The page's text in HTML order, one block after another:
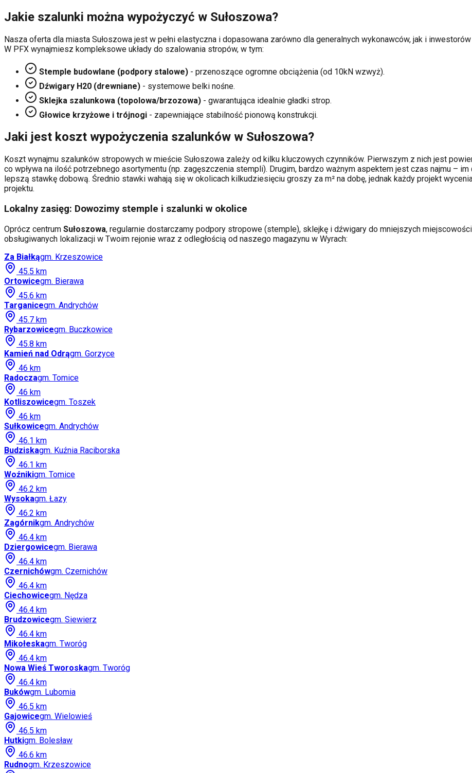
Jakie szalunki można wypożyczyć w Sułoszowa?
Nasza oferta dla miasta Sułoszowa jest w pełni elastyczna i dopasowana zarówno dla generalnych wykonawców, jak i
W PFX wynajmiesz kompleksowe układy do szalowania stropów, w tym:
Stemple budowlane (podpory stalowe) - przenoszące ogromne obciążenia (od 10kN wzwyż).
Dźwigary H20 (drewniane) - systemowe belki nośne.
Sklejka szalunkowa (topolowa/brzozowa) - gwarantująca idealnie gładki strop.
Głowice krzyżowe i trójnogi - zapewniające stabilność pionową konstrukcji.
Jaki jest koszt wypożyczenia szalunków w Sułoszowa?
Koszt wynajmu szalunków stropowych w mieście Sułoszowa zależy od kilku kluczowych czynników. Pierwszym z nich jest
co wpływa na ilość potrzebnego asortymentu (np. zagęszczenia stempli). Drugim, bardzo ważnym aspektem jest czas najmu –
lepszą stawkę dobową. Średnio stawki wahają się w okolicach kilkudziesięciu groszy za m² na dobę, jednak każdy projekt
projektu.
Lokalny zasięg: Dowozimy stemple i szalunki w okolice
Oprócz centrum Sułoszowa, regularnie dostarczamy podpory stropowe (stemple), sklejkę i dźwigary do mniejszych
obsługiwanych lokalizacji w Twoim rejonie wraz z odległością od naszego magazynu w Wyrach:
Za Białkągm. Krzeszowice
45.5 km
Ortowicegm. Bierawa
45.6 km
Targanicegm. Andrychów
45.7 km
Rybarzowicegm. Buczkowice
45.8 km
Kamień nad Odrągm. Gorzyce
46 km
Radoczagm. Tomice
46 km
Kotliszowicegm. Toszek
46 km
Sułkowicegm. Andrychów
46.1 km
Budziskagm. Kuźnia Raciborska
46.1 km
Woźnikigm. Tomice
46.2 km
Wysokagm. Łazy
46.2 km
Zagórnikgm. Andrychów
46.4 km
Dziergowicegm. Bierawa
46.4 km
Czernichówgm. Czernichów
46.4 km
Ciechowicegm. Nędza
46.4 km
Brudzowicegm. Siewierz
46.4 km
Mikołeskagm. Tworóg
46.4 km
Nowa Wieś Tworoskagm. Tworóg
46.4 km
Bukówgm. Lubomia
46.5 km
Gajowicegm. Wielowieś
46.5 km
Hutkigm. Bolesław
46.6 km
Rudnogm. Krzeszowice